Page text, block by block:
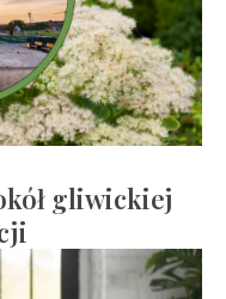
gliwickiej